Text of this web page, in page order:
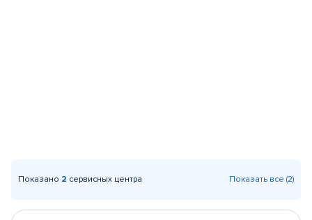
Показано 2 сервисных центра Показать все (2)